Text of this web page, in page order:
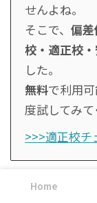
せんよね。
そこで、 偏
校・適正校
した。
無料で利用可
度試してみて
>>>適正校チ
最後に
Home